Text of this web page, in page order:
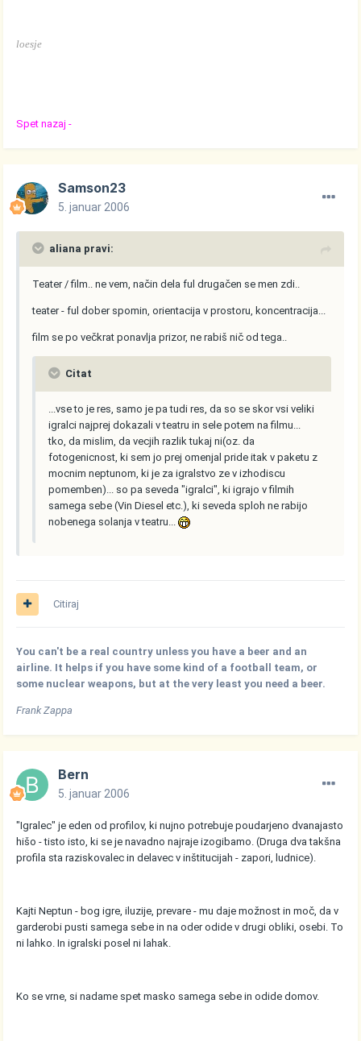
loesje
Spet nazaj -
Samson23
5. januar 2006
aliana pravi:
Teater / film.. ne vem, način dela ful drugačen se men zdi..
teater - ful dober spomin, orientacija v prostoru, koncentracija...
film se po večkrat ponavlja prizor, ne rabiš nič od tega..
Citat
...vse to je res, samo je pa tudi res, da so se skor vsi veliki
igralci najprej dokazali v teatru in sele potem na filmu...
tko, da mislim, da vecjih razlik tukaj ni(oz. da
fotogenicnost, ki sem jo prej omenjal pride itak v paketu z
mocnim neptunom, ki je za igralstvo ze v izhodiscu
pomemben)... so pa seveda "igralci", ki igrajo v filmih
samega sebe (Vin Diesel etc.), ki seveda sploh ne rabijo
nobenega solanja v teatru...
Citiraj
You can't be a real country unless you have a beer and an
airline. It helps if you have some kind of a football team, or
some nuclear weapons, but at the very least you need a beer.
Frank Zappa
Bern
5. januar 2006
"Igralec" je eden od profilov, ki nujno potrebuje poudarjeno dvanajasto
hišo - tisto isto, ki se je navadno najraje izogibamo. (Druga dva takšna
profila sta raziskovalec in delavec v inštitucijah - zapori, ludnice).
Kajti Neptun - bog igre, iluzije, prevare - mu daje možnost in moč, da v
garderobi pusti samega sebe in na oder odide v drugi obliki, osebi. To
ni lahko. In igralski posel ni lahak.
Ko se vrne, si nadame spet masko samega sebe in odide domov.